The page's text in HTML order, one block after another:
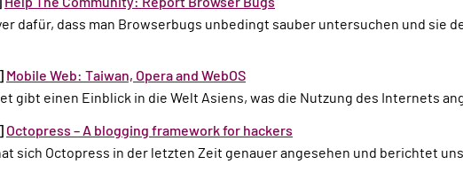
Mobile Web: Taiwan, Opera and WebOS
gibt einen Einblick in die Welt Asiens, was die Nutzung des Internets
Octopress – A blogging framework for hackers